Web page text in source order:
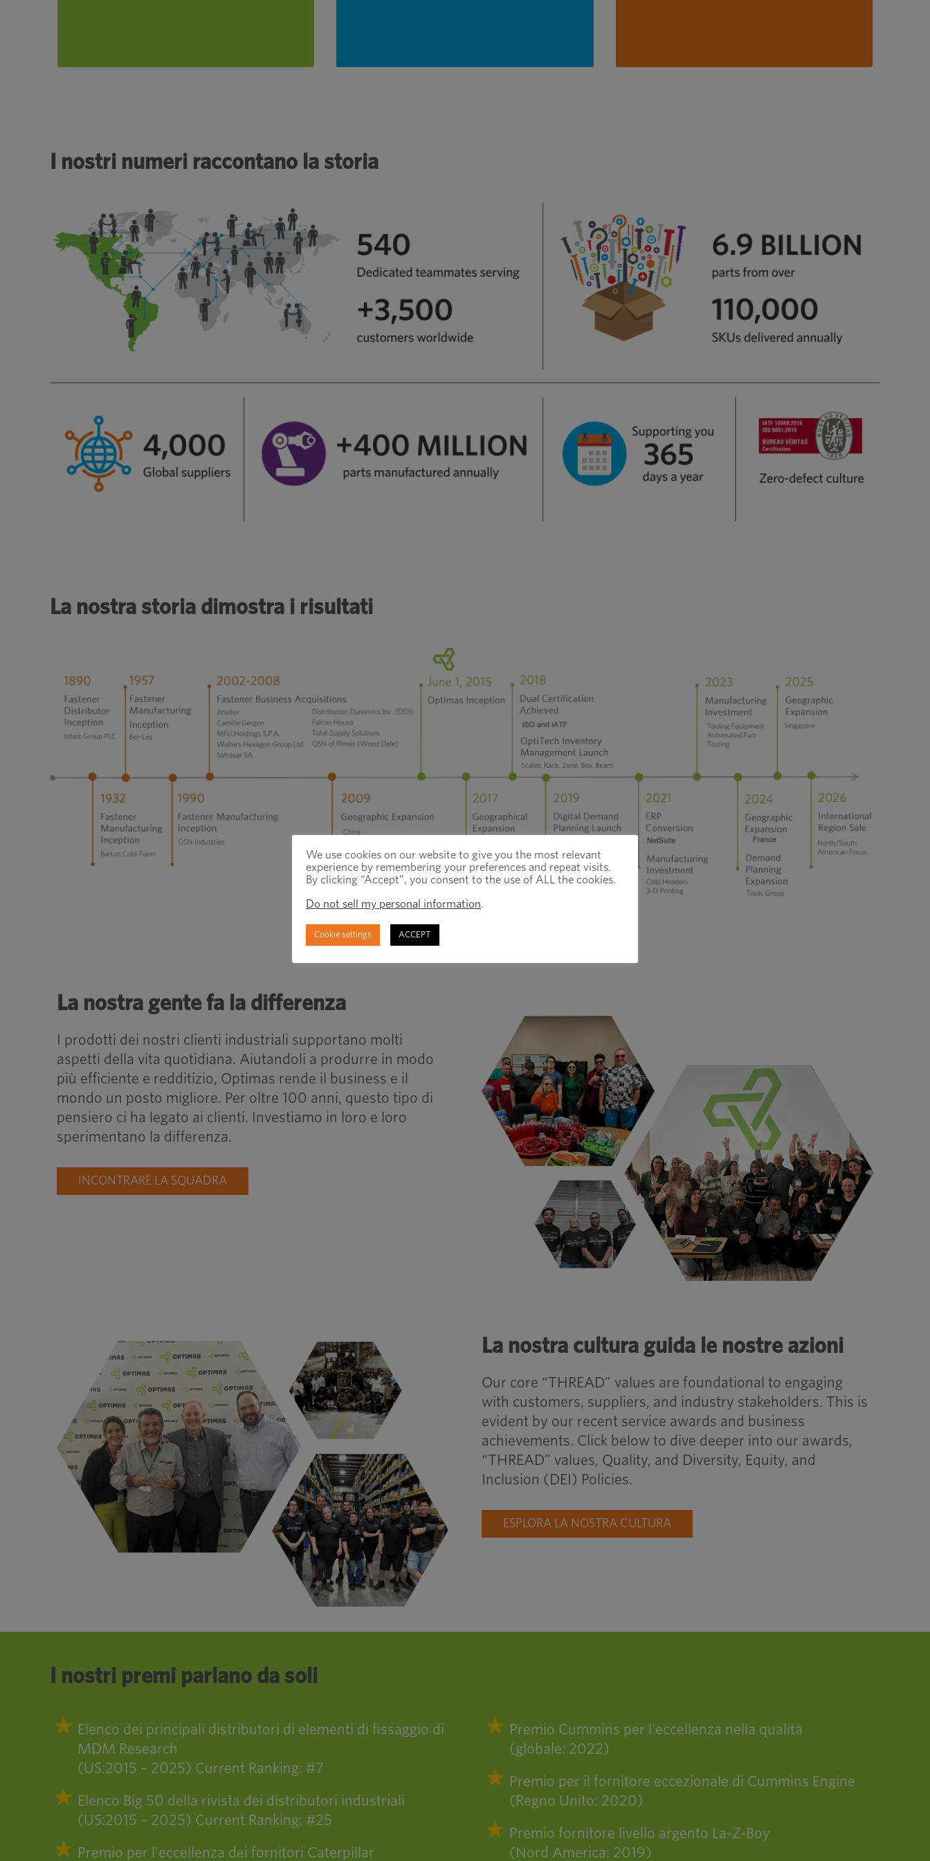
I nostri numeri raccontano la storia
La nostra storia dimostra i risultati
La nostra gente fa la differenza
I prodotti dei nostri clienti industriali supportano molti
aspetti della vita quotidiana. Aiutandoli a produrre in modo
più efficiente e redditizio, Optimas rende il business e il
mondo un posto migliore. Per oltre 100 anni, questo tipo di
pensiero ci ha legato ai clienti. Investiamo in loro e loro
sperimentano la differenza.
INCONTRARE LA SQUADRA
La nostra cultura guida le nostre azioni
Our core “THREAD” values are foundational to engaging
with customers, suppliers, and industry stakeholders. This is
evident by our recent service awards and business
achievements. Click below to dive deeper into our awards,
“THREAD” values, Quality, and Diversity, Equity, and
Inclusion (DEI) Policies.
ESPLORA LA NOSTRA CULTURA
I nostri premi parlano da soli
Elenco dei principali distributori di elementi di fissaggio di
MDM Research
(US:2015 – 2025) Current Ranking: #7
Elenco Big 50 della rivista dei distributori industriali
(US:2015 – 2025) Current Ranking: #25
Premio per l'eccellenza dei fornitori Caterpillar
Premio Cummins per l'eccellenza nella qualità
(globale: 2022)
Premio per il fornitore eccezionale di Cummins Engine
(Regno Unito: 2020)
Premio fornitore livello argento La-Z-Boy
(Nord America: 2019)
We use cookies on our website to give you the most relevant
experience by remembering your preferences and repeat visits.
By clicking “Accept”, you consent to the use of ALL the cookies.
Do not sell my personal information.
Cookie settings ACCEPT